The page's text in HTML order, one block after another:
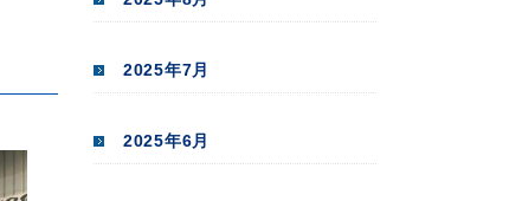
2025年7月
2025年6月